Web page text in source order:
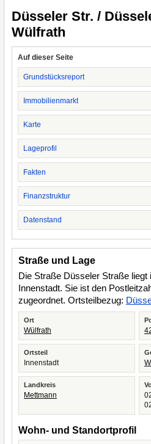
Düsseler Str. /
Wülfrath
Auf dieser Seite
Grundstücksreport
Immobilienmarkt
Karte
Lageprofil
Fakten
Finanzstruktur
Datenstand
Straße und Lage
Die Straße Düsseler Straße liegt
Innenstadt. Sie ist den
zugeordnet. Ortsteilbezug:
Ort
Wülfrath
Ortsteil
Innenstadt
Landkreis
Mettmann
Wohn- und Standortprofil